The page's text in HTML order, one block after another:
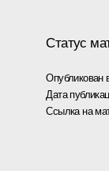
Статус
Опубликован
Дата
Ссылка на